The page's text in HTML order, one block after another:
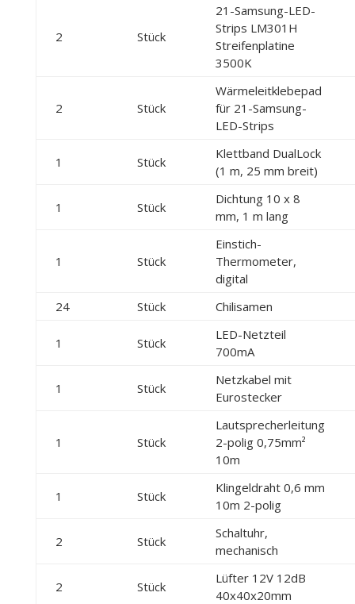
2 Stück
21-Samsung-LED-
Strips LM301H
Streifenplatine
3500K
2 Stück
Wärmeleitklebepad
für 21-Samsung-
LED-Strips
1 Stück
Klettband DualLock
(1 m, 25 mm breit)
1 Stück
Dichtung 10 x 8
mm, 1 m lang
1 Stück
Einstich-
Thermometer,
digital
24
Stück Chilisamen
1 Stück
LED-Netzteil
700mA
1 Stück
Netzkabel mit
Eurostecker
1 Stück
Lautsprecherleitung
2-polig 0,75mm²
10m
1 Stück
Klingeldraht 0,6 mm
10m 2-polig
2 Stück
Schaltuhr,
mechanisch
2 Stück
Lüfter 12V 12dB
40x40x20mm